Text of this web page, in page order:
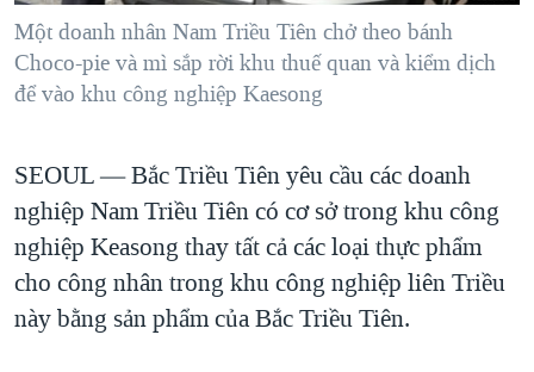
VĂN HOÁ
THỂ THAO
GROUND ZERO – XƯA VÀ NAY
CHI PHÍ CHIẾN TRANH AFGHANISTAN
THƯỢNG ĐỈNH TRUMP-KIM TẠI VIỆT NAM
TRỊNH VĨNH BÌNH VS. CHÍNH PHỦ VIỆT NAM
NGƯ DÂN VIỆT VÀ LÀN SÓNG TRỘM HẢI SÂM
BÊN KIA QUỐC LỘ: TIẾNG VỌNG TỪ NÔNG THÔN MỸ
Ngôn ngữ khác
Một doanh nhân Nam Triều Tiên chở theo bánh
Choco-pie và mì sắp rời khu thuế quan và kiểm dịch
để vào khu công nghiệp Kaesong
SEOUL —Bắc Triều Tiên yêu cầu các doanh
nghiệp Nam Triều Tiên có cơ sở trong khu công
nghiệp Keasong thay tất cả các loại thực phẩm
cho công nhân trong khu công nghiệp liên Triều
này bằng sản phẩm của Bắc Triều Tiên.